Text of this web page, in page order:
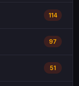
114
97
51